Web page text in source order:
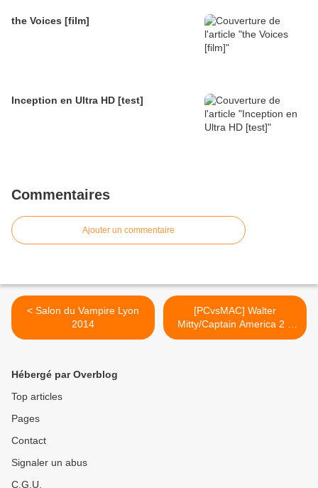
the Voices [film]
Inception en Ultra HD [test]
Commentaires
Ajouter un commentaire
< Salon du Vampire Lyon
2014
[PCvsMAC] Walter
Mitty/Captain America 2 =
1-1 >
Hébergé par Overblog
Top articles
Pages
Contact
Signaler un abus
C.G.U.